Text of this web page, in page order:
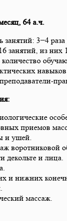
64 а.ч.
занятий: 3−4
занятий, из них
приемов
и ушей.
воротниковой
декольте и лица.
и нижних
массаж.